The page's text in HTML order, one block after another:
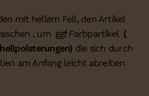
mit hellem Fell, den Artikel
, um ggf Farbpartikel (
die sich durch
am Anfang leicht abreiben